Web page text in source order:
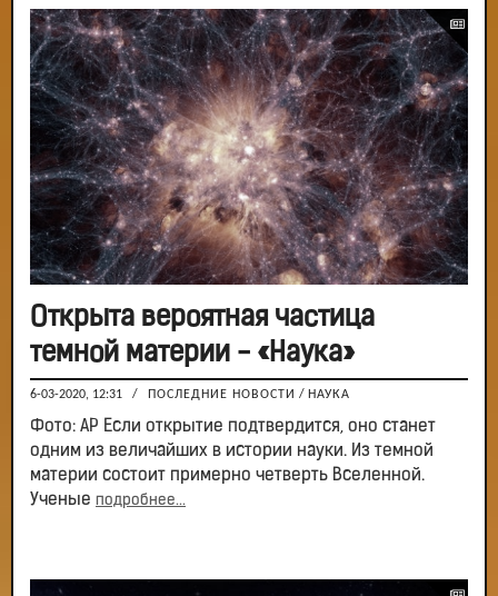
Открыта вероятная частица
темной материи - «Наука»
6-03-2020, 12:31 / ПОСЛЕДНИЕ НОВОСТИ / НАУКА
Фото: АР Если открытие подтвердится, оно станет
одним из величайших в истории науки. Из темной
материи состоит примерно четверть Вселенной.
Ученые подробнее...